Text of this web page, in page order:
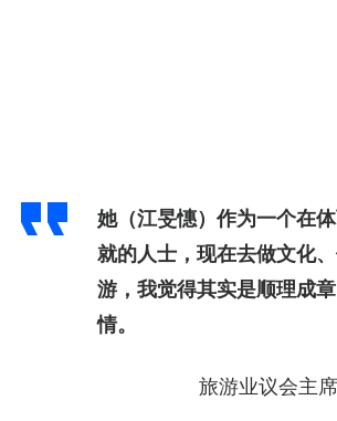
她（江旻憓）作为一个在
就的人士，现在去做文化
游，我觉得其实是顺理成
情。
旅游业议会主